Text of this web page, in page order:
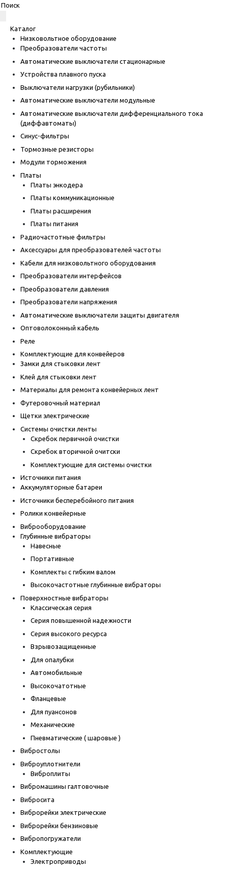
Каталог
Низковольтное оборудование
Преобразователи частоты
Автоматические выключатели стационарные
Устройства плавного пуска
Выключатели нагрузки (рубильники)
Автоматические выключатели модульные
Автоматические выключатели дифференциального тока
(диффавтоматы)
Синус-фильтры
Тормозные резисторы
Модули торможения
Платы
Платы энкодера
Платы коммуникационные
Платы расширения
Платы питания
Радиочастотные фильтры
Аксессуары для преобразователей частоты
Кабели для низковольтного оборудования
Преобразователи интерфейсов
Преобразователи давления
Преобразователи напряжения
Автоматические выключатели защиты двигателя
Оптоволоконный кабель
Реле
Комплектующие для конвейеров
Замки для стыковки лент
Клей для стыковки лент
Материалы для ремонта конвейерных лент
Футеровочный материал
Щетки электрические
Системы очистки ленты
Скребок первичной очистки
Скребок вторичной очитски
Комплектующие для системы очистки
Источники питания
Аккумуляторные батареи
Источники бесперебойного питания
Ролики конвейерные
Виброоборудование
Глубинные вибраторы
Навесные
Портативные
Комплекты с гибким валом
Высокочастотные глубинные вибраторы
Поверхностные вибраторы
Классическая серия
Серия повышенной надежности
Серия высокого ресурса
Взрывозащищенные
Для опалубки
Автомобильные
Высокочатотные
Фланцевые
Для пуансонов
Механические
Пневматические ( шаровые )
Вибростолы
Виброуплотнители
Виброплиты
Вибромашины галтовочные
Вибросита
Виброрейки электрические
Виброрейки бензиновые
Вибропогружатели
Комплектующие
Электроприводы